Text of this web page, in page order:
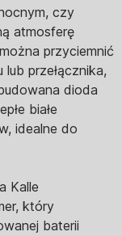
czy
atmosferę
przyciemnić
przełącznika,
dioda
białe
idealne do
Kalle
który
baterii